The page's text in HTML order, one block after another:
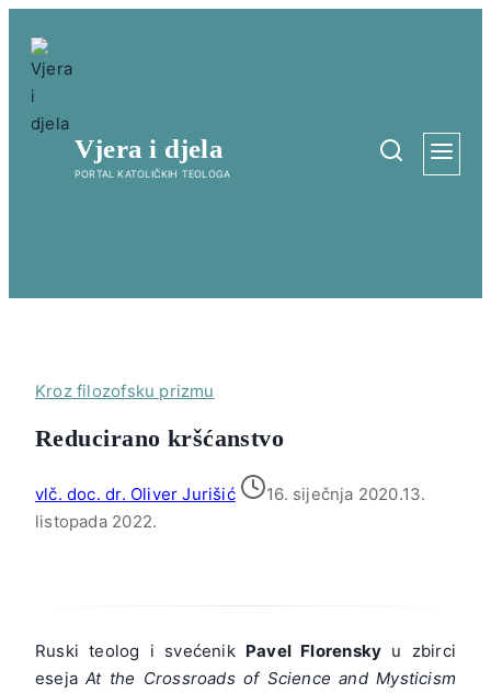
content
Vjera i djela
PORTAL KATOLIČKIH TEOLOGA
Kroz filozofsku prizmu
Reducirano kršćanstvo
vlč. doc. dr. Oliver Jurišić 16. siječnja 2020.13.
listopada 2022.
Ruski teolog i svećenik Pavel Florensky u zbirci
esejaAt the Crossroads of Science and Mysticism